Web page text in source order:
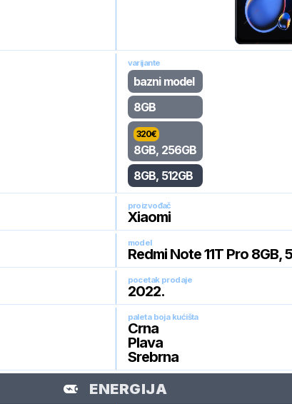
varijante
bazni model
8GB
320€
8GB, 256GB
8GB, 512GB
proizvođač
Xiaomi
model
Redmi Note 11T Pro 8GB,
pocetak prodaje
2022.
paleta boja kućišta
Crna
Plava
Srebrna
ENERGIJA